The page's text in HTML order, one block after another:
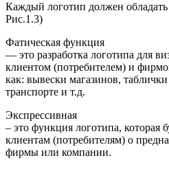
Каждый логотип должен
Рис.1.3)
Фатическая функция
— это разработка логотипа для
клиентом (потребителем) и
как: вывески магазинов,
транспорте и т.д.
Экспрессивная
– это функция логотипа, которая
клиентам (потребителям) о
фирмы или компании.